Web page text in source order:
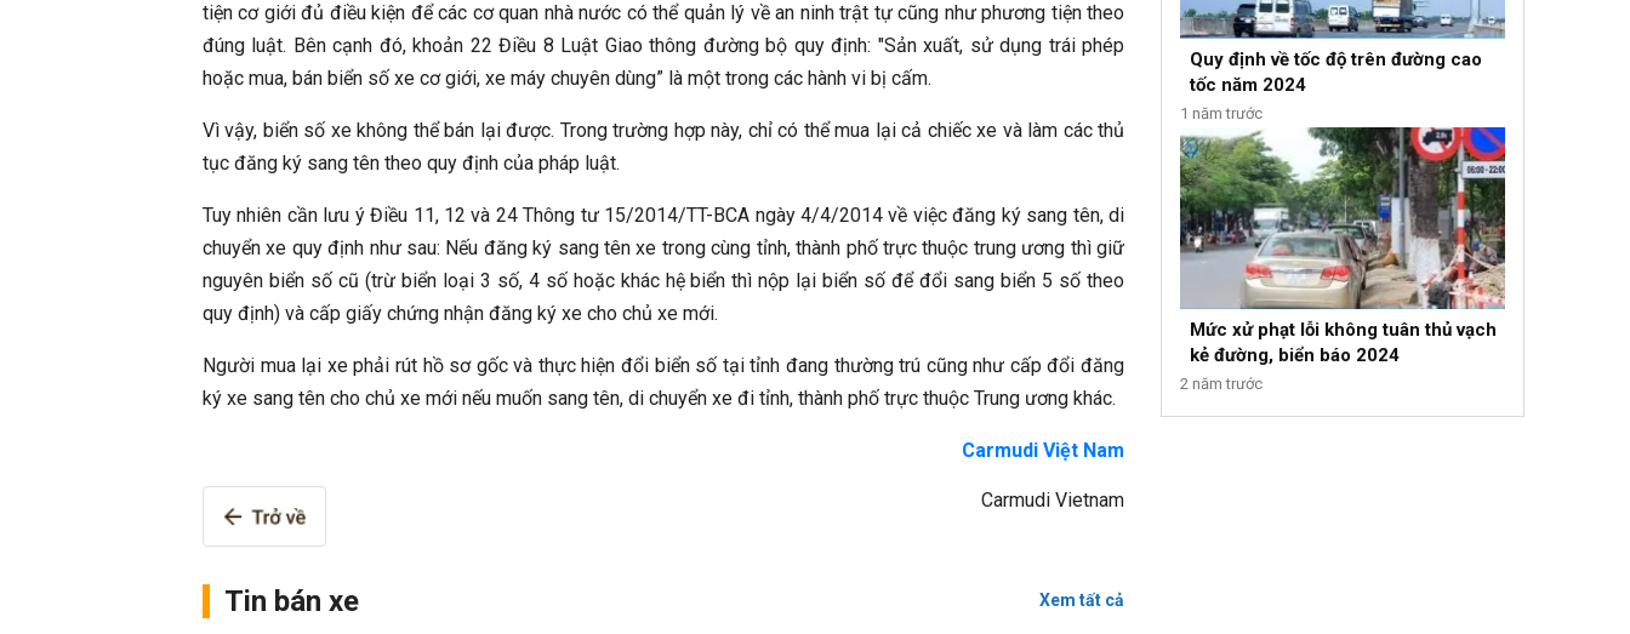
tiện cơ giới đủ điều kiện để các cơ quan nhà nước có thể quản lý về an ninh trật tự cũng như phương tiện theo
đúng luật. Bên cạnh đó, khoản 22 Điều 8 Luật Giao thông đường bộ quy định: "Sản xuất, sử dụng trái phép
hoặc mua, bán biển số xe cơ giới, xe máy chuyên dùng” là một trong các hành vi bị cấm.
Vì vậy, biển số xe không thể bán lại được. Trong trường hợp này, chỉ có thể mua lại cả chiếc xe và làm các thủ
tục đăng ký sang tên theo quy định của pháp luật.
Tuy nhiên cần lưu ý Điều 11, 12 và 24 Thông tư 15/2014/TT-BCA ngày 4/4/2014 về việc đăng ký sang tên, di
chuyển xe quy định như sau: Nếu đăng ký sang tên xe trong cùng tỉnh, thành phố trực thuộc trung ương thì giữ
nguyên biển số cũ (trừ biển loại 3 số, 4 số hoặc khác hệ biển thì nộp lại biển số để đổi sang biển 5 số theo
quy định) và cấp giấy chứng nhận đăng ký xe cho chủ xe mới.
Người mua lại xe phải rút hồ sơ gốc và thực hiện đổi biển số tại tỉnh đang thường trú cũng như cấp đổi đăng
ký xe sang tên cho chủ xe mới nếu muốn sang tên, di chuyển xe đi tỉnh, thành phố trực thuộc Trung ương khác.
Carmudi Việt Nam
Carmudi Vietnam
Tin bán xe Xem tất cả
Quy định về tốc độ trên đường cao
tốc năm 2024
1 năm trước
Mức xử phạt lỗi không tuân thủ vạch
kẻ đường, biển báo 2024
2 năm trước